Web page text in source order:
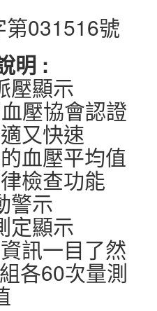
031516號
明 :
顯示
壓協會認證
又快速
血壓平均值
檢查功能
警示
顯示
訊一目了然
各60次量測